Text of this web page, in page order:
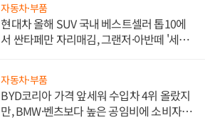
자동차·부품
현대차 올해 SUV 국내 베스트셀러 톱10에
서 싼타페만 자리매김, 그랜저·아반떼 '세단
자동차·부품
BYD코리아 가격 앞세워 수입차 4위 올랐지
만, BMW·벤츠보다 높은 공임비에 소비자